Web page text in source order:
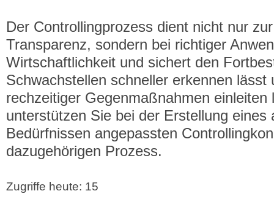
Der Controllingprozess dient nicht nur
Transparenz, sondern bei richtiger
Wirtschaftlichkeit und sichert den
Schwachstellen schneller erkennen lässt
rechzeitiger Gegenmaßnahmen einleiten
unterstützen Sie bei der Erstellung eines
Bedürfnissen angepassten
dazugehörigen Prozess.
Zugriffe heute: 15